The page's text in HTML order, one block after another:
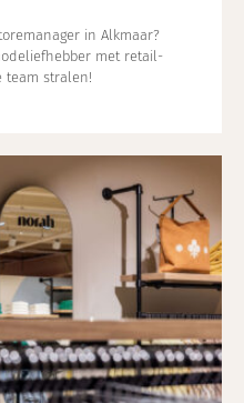
in Alkmaar?
met retail-
team stralen!